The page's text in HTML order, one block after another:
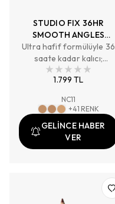
STUDIO FIX 36HR
SMOOTH ANGLES
CONCEALER
Ultra hafif formülüyle 36
saate kadar kalıcı;
pürüzsüz cilt görünümü
sağlayan, artırılabilir
etki sunan yumuşak mat
bitişli kapatıcı.
1.799 TL
NC11
+41 RENK
GELİNCE HABER
VER